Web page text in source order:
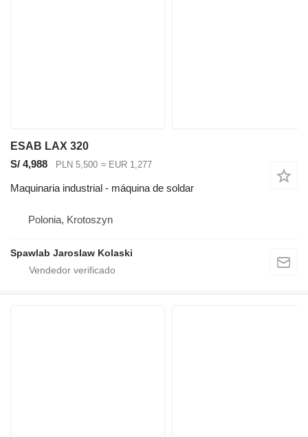
ESAB LAX 320
S/ 4,988
PLN 5,500 ≈ EUR 1,277
Maquinaria industrial - máquina de soldar
Polonia, Krotoszyn
Spawlab Jaroslaw Kolaski